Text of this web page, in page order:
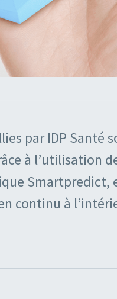
par IDP Santé
à l’utilisation
Smartpredict,
continu à